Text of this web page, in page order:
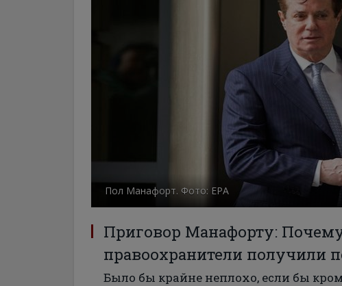
Пол Манафорт. Фото: ЕРА
Приговор Манафорту:
правоохранители получили
Было бы крайне неплохо, если бы